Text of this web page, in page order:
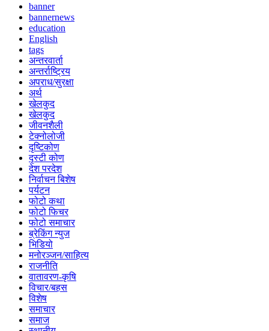
banner
bannernews
education
English
tags
अन्तरवार्ता
अन्तर्राष्ट्रिय
अपराध/सुरक्षा
अर्थ
खेलकुद
खेलकुद
जीवनशैली
टेक्नोलोजी
दृष्टिकोण
दृस्टी कोण
देश परदेश
निर्वाचन बिशेष
पर्यटन
फोटो कथा
फोटो फिचर
फोटो समाचार
ब्रेकिंग न्युज
भिडियो
मनोरञ्जन/साहित्य
राजनीति
वातावरण-कृषि
विचार/बहस
विशेष
समाचार
समाज